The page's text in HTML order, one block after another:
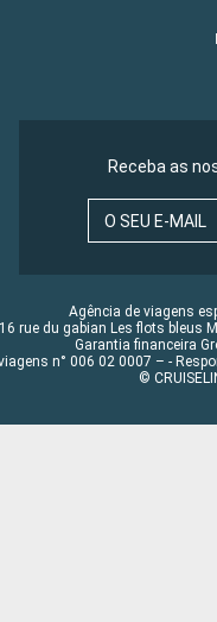
Receba as
O SEU E-MAIL
Agência de viagens
16 rue du gabian Les flots bleus
Garantia financeira
n° 006 02 0007 – -
©